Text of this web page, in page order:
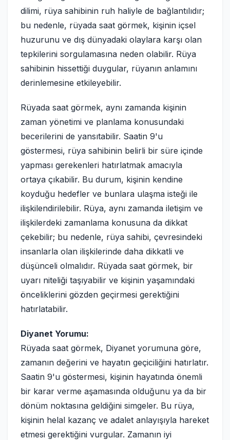
dilimi, rüya sahibinin ruh haliyle de bağlantılıdır;
bu nedenle, rüyada saat görmek, kişinin içsel
huzurunu ve dış dünyadaki olaylara karşı olan
tepkilerini sorgulamasına neden olabilir. Rüya
sahibinin hissettiği duygular, rüyanın anlamını
derinlemesine etkileyebilir.
Rüyada saat görmek, aynı zamanda kişinin
zaman yönetimi ve planlama konusundaki
becerilerini de yansıtabilir. Saatin 9'u
göstermesi, rüya sahibinin belirli bir süre içinde
yapması gerekenleri hatırlatmak amacıyla
ortaya çıkabilir. Bu durum, kişinin kendine
koyduğu hedefler ve bunlara ulaşma isteği ile
ilişkilendirilebilir. Rüya, aynı zamanda iletişim ve
ilişkilerdeki zamanlama konusuna da dikkat
çekebilir; bu nedenle, rüya sahibi, çevresindeki
insanlarla olan ilişkilerinde daha dikkatli ve
düşünceli olmalıdır. Rüyada saat görmek, bir
uyarı niteliği taşıyabilir ve kişinin yaşamındaki
önceliklerini gözden geçirmesi gerektiğini
hatırlatabilir.
Diyanet Yorumu:
Rüyada saat görmek, Diyanet yorumuna göre,
zamanın değerini ve hayatın geçiciliğini hatırlatır.
Saatin 9'u göstermesi, kişinin hayatında önemli
bir karar verme aşamasında olduğunu ya da bir
dönüm noktasına geldiğini simgeler. Bu rüya,
kişinin helal kazanç ve adalet anlayışıyla hareket
etmesi gerektiğini vurgular. Zamanın iyi